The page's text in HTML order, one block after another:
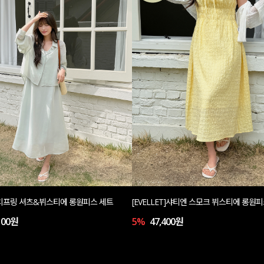
프링 셔츠&뷔스티에 롱원피스 세트
원
[EVELLET]샤티엔 스모크 뷔스티에 롱원
5% 47,400원